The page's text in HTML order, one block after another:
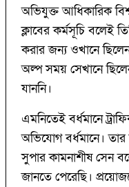
অভিযুক্ত আধিকারিক
ক্লাবের কর্মসূচি বলেই
করার জন্য ওখানে
অল্প সময় সেখানে
যাননি।
এমনিতেই বর্ধমানে
অভিযোগ বর্ধমানে।
সুপার কামনাশীষ সেন
জানতে পেরেছি।